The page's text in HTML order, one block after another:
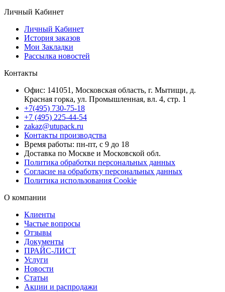
Личный Кабинет
Личный Кабинет
История заказов
Мои Закладки
Рассылка новостей
Контакты
Офис: 141051, Московская область, г. Мытищи, д.
Красная горка, ул. Промышленная, вл. 4, стр. 1
+7(495) 730-75-18
+7 (495) 225-44-54
zakaz@utupack.ru
Контакты производства
Время работы: пн-пт, с 9 до 18
Доставка по Москве и Московской обл.
Политика обработки персональных данных
Согласие на обработку персональных данных
Политика использования Cookie
О компании
Клиенты
Частые вопросы
Отзывы
Документы
ПРАЙС-ЛИСТ
Услуги
Новости
Статьи
Акции и распродажи